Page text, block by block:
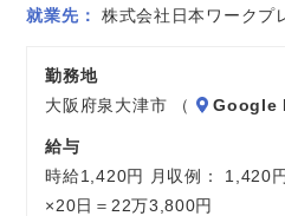
就業先 株式会社日本ワークプ
勤務地
大阪府泉大津市 （
Google
給与
時給1,420円 月収例： 1,420
×20日＝22万3,800円